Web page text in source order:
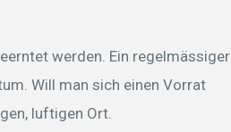
werden. Ein regelmässiger
Will man sich einen Vorrat
luftigen Ort.